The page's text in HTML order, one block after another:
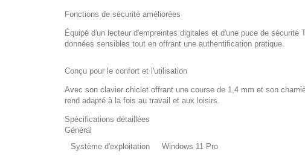
Fonctions de sécurité améliorées
Équipé d'un lecteur d'empreintes digitales et d'une puce de
données sensibles tout en offrant une authentification pratique.
Conçu pour le confort et l'utilisation
Avec son clavier chiclet offrant une course de 1,4 mm et son
rend adapté à la fois au travail et aux loisirs.
Spécifications détaillées
Général
Système d'exploitation
Windows 11 Pro